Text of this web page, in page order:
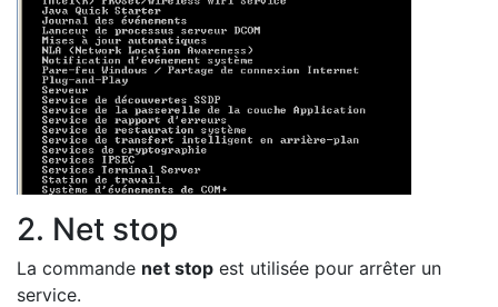
2. Net stop
La commande net stop est utilisée pour arrêter un
service.